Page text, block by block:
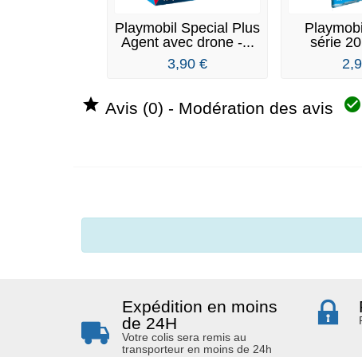
Playmobil Special Plus
Agent avec drone -...
3,90 €
série
 Avis (0) - Modération des avis 
Expédition en moins
de 24H
Votre colis sera remis au
transporteur en moins de 24h